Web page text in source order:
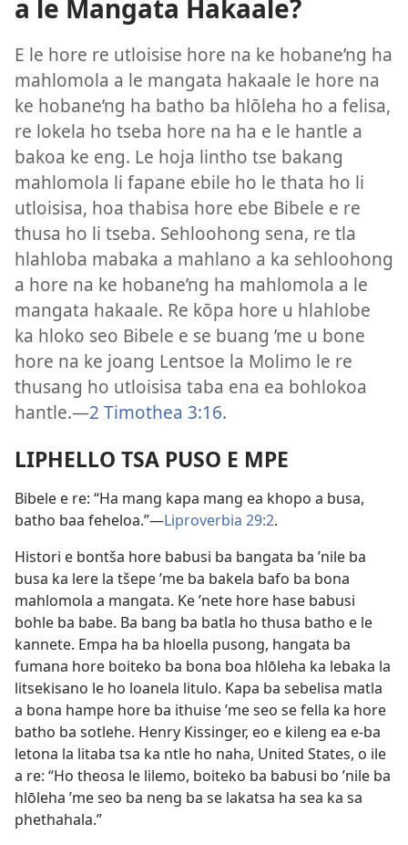
a le Mangata Hakaale?
E le hore re utloisise hore na ke hobane’ng ha
mahlomola a le mangata hakaale le hore na
ke hobane’ng ha batho ba hlōleha ho a felisa,
re lokela ho tseba hore na ha e le hantle a
bakoa ke eng. Le hoja lintho tse bakang
mahlomola li fapane ebile ho le thata ho li
utloisisa, hoa thabisa hore ebe Bibele e re
thusa ho li tseba. Sehloohong sena, re tla
hlahloba mabaka a mahlano a ka sehloohong
a hore na ke hobane’ng ha mahlomola a le
mangata hakaale. Re kōpa hore u hlahlobe
ka hloko seo Bibele e se buang ’me u bone
hore na ke joang Lentsoe la Molimo le re
thusang ho utloisisa taba ena ea bohlokoa
hantle.—2 Timothea 3:16.
LIPHELLO TSA PUSO E MPE
Bibele e re: “Ha mang kapa mang ea khopo a busa,
batho baa feheloa.”—Liproverbia 29:2.
Histori e bontša hore babusi ba bangata ba ’nile ba
busa ka lere la tšepe ’me ba bakela bafo ba bona
mahlomola a mangata. Ke ’nete hore hase babusi
bohle ba babe. Ba bang ba batla ho thusa batho e le
kannete. Empa ha ba hloella pusong, hangata ba
fumana hore boiteko ba bona boa hlōleha ka lebaka la
litsekisano le ho loanela litulo. Kapa ba sebelisa matla
a bona hampe hore ba ithuise ’me seo se fella ka hore
batho ba sotlehe. Henry Kissinger, eo e kileng ea e-ba
letona la litaba tsa ka ntle ho naha, United States, o ile
a re: “Ho theosa le lilemo, boiteko ba babusi bo ’nile ba
hlōleha ’me seo ba neng ba se lakatsa ha sea ka sa
phethahala.”